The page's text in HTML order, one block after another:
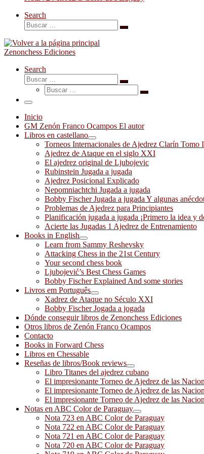
Search
Buscar
Buscar
Zenonchess Ediciones
Search
Buscar
Buscar
Buscar
Buscar
Menú
Inicio
GM Zenón Franco Ocampos El autor
Libros en castellano
Torneos Internacionales de Ajedrez Clarín Tomo
Ajedrez de Ataque en el siglo XXI
El ajedrez original de Ljubojevic
Rubinstein Jugada a jugada
Ajedrez Posicional Explicado
Nepomniachtchi Jugada a jugada
Bobby Fischer Jugada a jugada Y algunas
Problemas de Ajedrez para Principiantes
Planificación jugada a jugada ¡Primero la idea y
Acierte las Jugadas 1 Ajedrez de Entrenamiento
Books in English
Learn from Sammy Reshevsky
Attacking Chess in the 21st Century
Your second chess book
Ljubojević’s Best Chess Games
Bobby Fischer Explained And some stories
Livros em Português
Xadrez de Ataque no Século XXI
Bobby Fischer Jogada a jogada
Dónde conseguir libros de Zenonchess Ediciones
Otros libros de Zenón Franco Ocampos
Contacto
Books in Forward Chess
Libros en Chessable
Reseñas de libros/Book reviews
Libro Titanes del ajedrez cubano
El impresionante Torneo de Ajedrez de las
El impresionante Torneo de Ajedrez de las
El impresionante Torneo de Ajedrez de las
Notas en ABC Color de Paraguay
Nota 723 en ABC Color de Paraguay
Nota 722 en ABC Color de Paraguay
Nota 721 en ABC Color de Paraguay
Nota 720 en ABC Color de Paraguay